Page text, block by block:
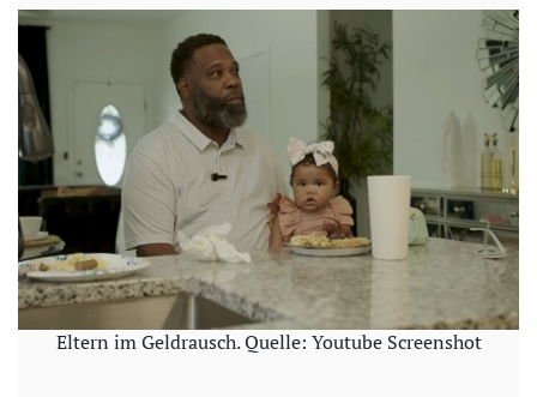
Eltern im Geldrausch. Quelle: Youtube Screenshot